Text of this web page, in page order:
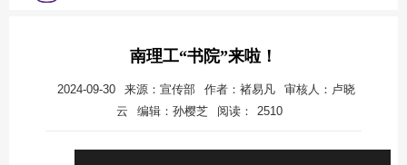
南理工“书院”来啦！
2024-09-30 来源：宣传部 作者：褚易凡
审核人：卢晓
云
编辑：孙樱芝 阅读： 2510